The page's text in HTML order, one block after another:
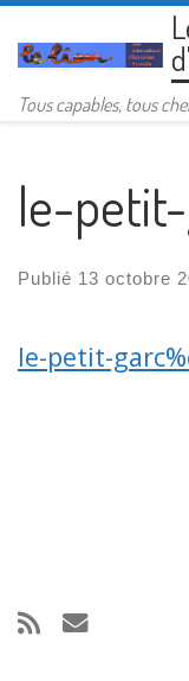
Passer au
Tous capables, tous
le-
Publié 13 octobre
le-petit-